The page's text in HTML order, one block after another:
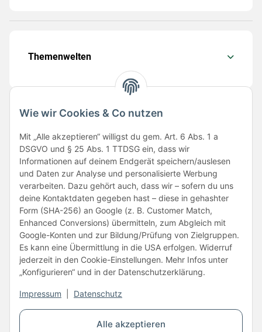
Alle akzeptieren
Wie wir Cookies & Co nutzen
Mit „Alle akzeptieren“ willigst du gem. Art. 6 Abs. 1 a
DSGVO und § 25 Abs. 1 TTDSG ein, dass wir
Informationen auf deinem Endgerät speichern/auslesen
und Daten zur Analyse und personalisierte Werbung
verarbeiten. Dazu gehört auch, dass wir – sofern du uns
deine Kontaktdaten gegeben hast – diese in gehashter
Form (SHA-256) an Google (z. B. Customer Match,
Enhanced Conversions) übermitteln, zum Abgleich mit
Google-Konten und zur Bildung/Prüfung von Zielgruppen.
Es kann eine Übermittlung in die USA erfolgen. Widerruf
jederzeit in den Cookie-Einstellungen. Mehr Infos unter
„Konfigurieren“ und in der Datenschutzerklärung.
Impressum Datenschutz
Themenwelten
Folge uns
Unsere Partner
Vertrag widerrufen